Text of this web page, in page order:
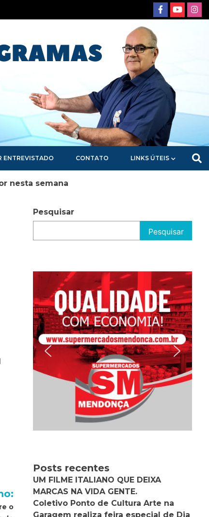
ENTREVISTADO CONTATO LINKS ÚTEIS
nesta semana
o
Pesquisar
Pesquisar
Posts recentes
UM FILME ITALIANO QUE DEIXA
MARCAS NA VIDA GENTE.
Coletivo Ponto de Cultura Arte na
Garagem realiza feira especial de Dia